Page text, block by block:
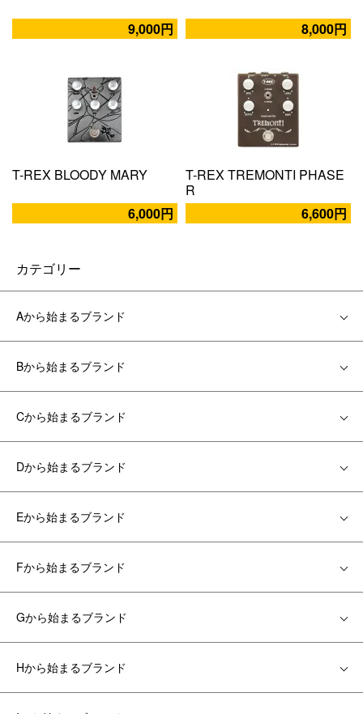
9,000円 8,000円
T-REX BLOODY MARY
6,000円
T-REX TREMONTI PHASE
R
6,600円
カテゴリー
Aから始まるブランド
Bから始まるブランド
Cから始まるブランド
Dから始まるブランド
Eから始まるブランド
Fから始まるブランド
Gから始まるブランド
Hから始まるブランド